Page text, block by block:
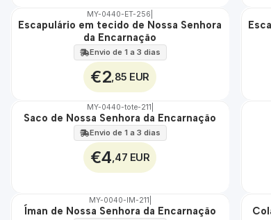
🇵🇹
MY-0440-ET-256
Escapulário em tecido de Nossa Senhora
da Encarnação
Envio de 1 a 3 dias
€2 ,85 EUR
🇵🇹
MY-0440-tote-211
Saco de Nossa Senhora da Encarnação
Envio de 1 a 3 dias
€4 ,47 EUR
🇵🇹
MY-0040-IM-211
Íman de Nossa Senhora da Encarnação